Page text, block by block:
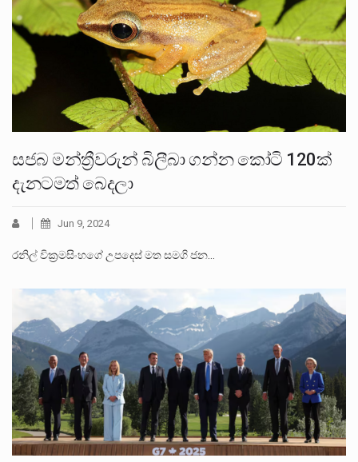
සජබ මන්ත්‍රීවරුන් බිලීබා ගන්න කෝටි 120ක්
දැනටමත් බෙදලා
Jun 9, 2024
රනිල් වික්‍රමසිංහගේ උපදෙස් මත සමගි ජන…